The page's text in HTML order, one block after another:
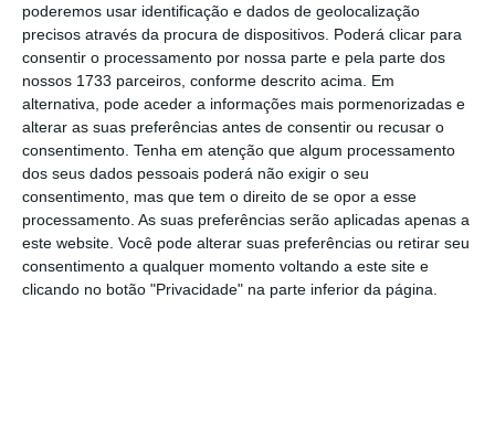
poderemos usar identificação e dados de geolocalização
precisos através da procura de dispositivos. Poderá clicar para
consentir o processamento por nossa parte e pela parte dos
nossos 1733 parceiros, conforme descrito acima. Em
alternativa, pode aceder a informações mais pormenorizadas e
alterar as suas preferências antes de consentir ou recusar o
consentimento. Tenha em atenção que algum processamento
dos seus dados pessoais poderá não exigir o seu
consentimento, mas que tem o direito de se opor a esse
processamento. As suas preferências serão aplicadas apenas a
este website. Você pode alterar suas preferências ou retirar seu
consentimento a qualquer momento voltando a este site e
clicando no botão "Privacidade" na parte inferior da página.
me paga qualquer tipo de montante de
ajuda, razão pela qual sou obrigada a ter um
part-timede fim de semana para poder pagar
os custos que tive/tenho com a Ordem e
ajudar nas despesas em casa”, referiu à
Advocatus.
O segundo contacto que a Advocatus
fez, a
Carolina, explicou queos pais são a sua ajuda
financeira porque os gastos no estágio são